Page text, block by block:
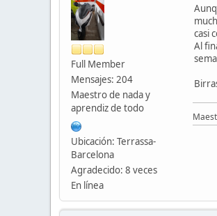
Full Member
Mensajes: 204
Maestro de nada y
aprendiz de todo
Ubicación: Terrassa-
Barcelona
Agradecido: 8 veces
En línea
casi
Al